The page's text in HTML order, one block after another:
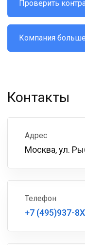
Проверить
Компания больше
Контакты
Адрес
Москва, ул.
Телефон
+7 (495)937-